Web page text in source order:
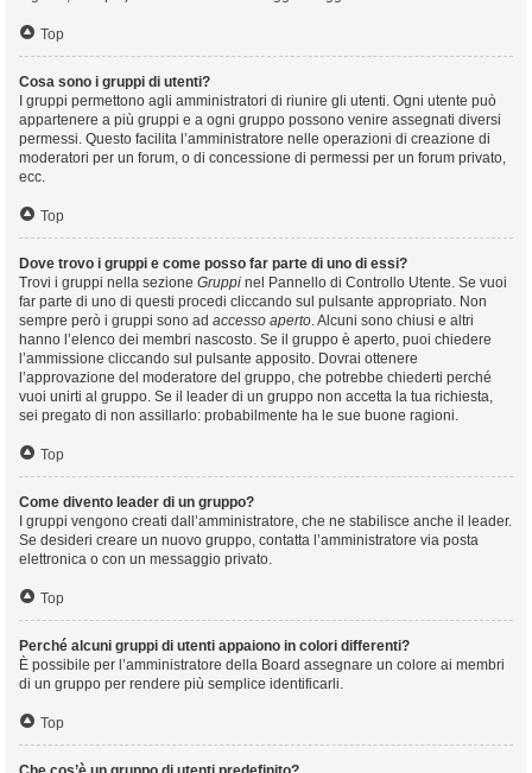
Top
Cosa sono i gruppi di utenti?
I gruppi permettono agli amministratori di riunire gli utenti. Ogni utente può
appartenere a più gruppi e a ogni gruppo possono venire assegnati diversi
permessi. Questo facilita l’amministratore nelle operazioni di creazione di
moderatori per un forum, o di concessione di permessi per un forum privato,
ecc.
Top
Dove trovo i gruppi e come posso far parte di uno di essi?
Trovi i gruppi nella sezione Gruppi nel Pannello di Controllo Utente. Se vuoi
far parte di uno di questi procedi cliccando sul pulsante appropriato. Non
sempre però i gruppi sono ad accesso aperto. Alcuni sono chiusi e altri
hanno l’elenco dei membri nascosto. Se il gruppo è aperto, puoi chiedere
l’ammissione cliccando sul pulsante apposito. Dovrai ottenere
l’approvazione del moderatore del gruppo, che potrebbe chiederti perché
vuoi unirti al gruppo. Se il leader di un gruppo non accetta la tua richiesta,
sei pregato di non assillarlo: probabilmente ha le sue buone ragioni.
Top
Come divento leader di un gruppo?
I gruppi vengono creati dall’amministratore, che ne stabilisce anche il leader.
Se desideri creare un nuovo gruppo, contatta l’amministratore via posta
elettronica o con un messaggio privato.
Top
Perché alcuni gruppi di utenti appaiono in colori differenti?
È possibile per l’amministratore della Board assegnare un colore ai membri
di un gruppo per rendere più semplice identificarli.
Top